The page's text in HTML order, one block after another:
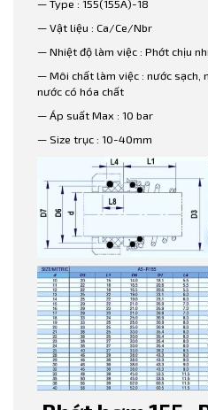
— Type : 155(155A)-18
— Vật liệu : Ca/Ce/Nbr
— Nhiệt độ làm việc : Phớt chịu
— Môi chất làm việc : nước sạch,
nước có hóa chất
— Áp suất Max : 10 bar
— Size trục : 10-40mm